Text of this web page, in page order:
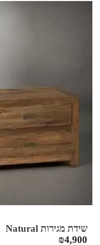
שידת מגירות Natural
₪4,900